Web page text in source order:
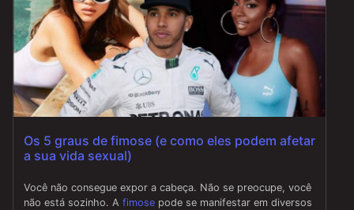
Os 5 graus de fimose (e como eles podem afetar
a sua vida sexual)
Você não consegue expor a cabeça. Não se preocupe, você
não está sozinho. A fimosepode se manifestar em diversos